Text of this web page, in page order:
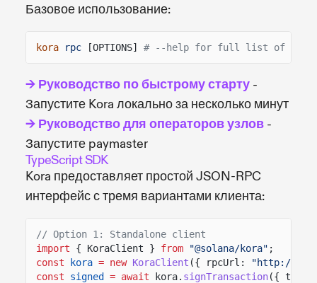
Базовое использование:
kora rpc [OPTIONS] # --help for full list of
→ Руководство по быстрому старту -
Запустите Kora локально за несколько минут
→ Руководство для операторов узлов -
Запустите paymaster
TypeScript SDK
Kora предоставляет простой JSON-RPC
интерфейс с тремя вариантами клиента:
// Option 1: Standalone client
import
{ KoraClient } from "@solana/kora" ;
const
kora = new KoraClient ({ rpcUrl:
"http://
const
signed = await kora. signTransaction({